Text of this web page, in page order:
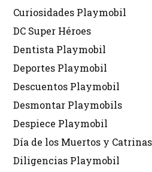
Curiosidades Playmobil
DC Super Héroes
Dentista Playmobil
Deportes Playmobil
Descuentos Playmobil
Desmontar Playmobils
Despiece Playmobil
Día de los Muertos y
Diligencias Playmobil